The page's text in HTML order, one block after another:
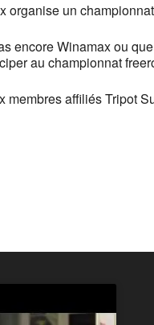
organise un
encore Winamax ou
au championnat
membres affiliés Tripot